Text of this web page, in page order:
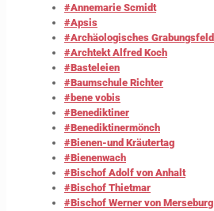
#Annemarie Scmidt
#Apsis
#Archäologisches Grabungsfeld
#Archtekt Alfred Koch
#Basteleien
#Baumschule Richter
#bene vobis
#Benediktiner
#Benediktinermönch
#Bienen-und Kräutertag
#Bienenwach
#Bischof Adolf von Anhalt
#Bischof Thietmar
#Bischof Werner von Merseburg